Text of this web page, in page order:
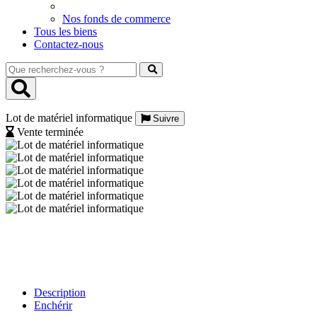
Nos fonds de commerce
Tous les biens
Contactez-nous
Que
recherchez-
vous
Lot de matériel informatique
Suivre
Vente terminée
Description
Enchérir